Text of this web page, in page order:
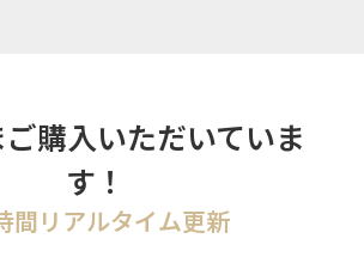
購入いただいていま
す！
間リアルタイム更新